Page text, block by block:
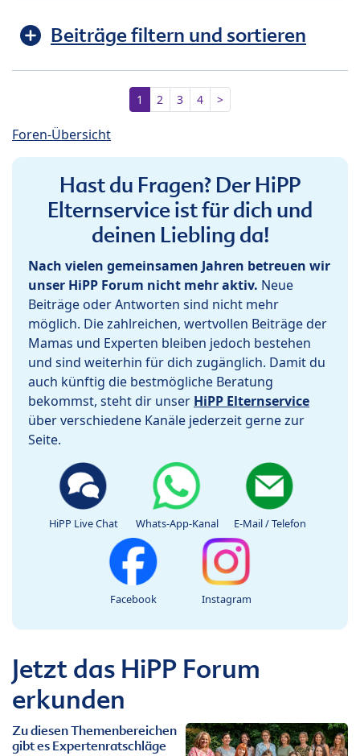
Beiträge filtern und sortieren
1 2 3 4 >
Foren-Übersicht
Hast du Fragen? Der HiPP
Elternservice ist für dich und
deinen Liebling da!
Nach vielen gemeinsamen Jahren betreuen wir
unser HiPP Forum nicht mehr aktiv. Neue
Beiträge oder Antworten sind nicht mehr
möglich. Die zahlreichen, wertvollen Beiträge der
Mamas und Experten bleiben jedoch bestehen
und sind weiterhin für dich zugänglich. Damit du
auch künftig die bestmögliche Beratung
bekommst, steht dir unser HiPP Elternservice
über verschiedene Kanäle jederzeit gerne zur
Seite.
HiPP Live Chat Whats-App-Kanal E-Mail / Telefon
Facebook Instagram
Jetzt das HiPP Forum
erkunden
Zu diesen Themenbereichen
gibt es Expertenratschläge